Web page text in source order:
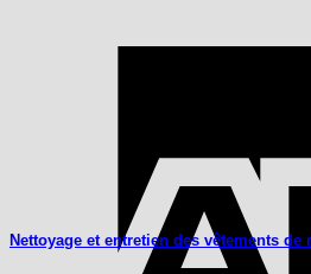
Nettoyage et entretien des vêtements de